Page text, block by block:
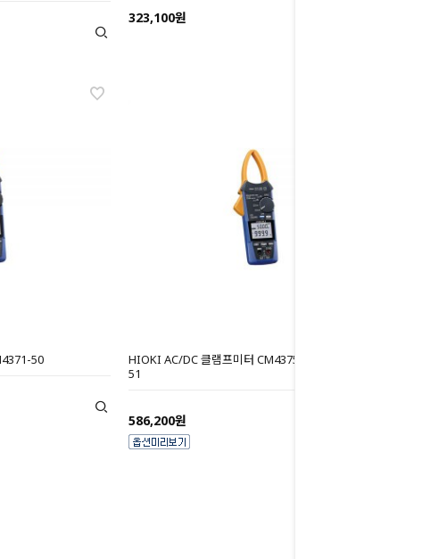
323,100원
50
HIOKI AC/DC 클램프미터 CM4375-50 / CM4375-
51
586,200원